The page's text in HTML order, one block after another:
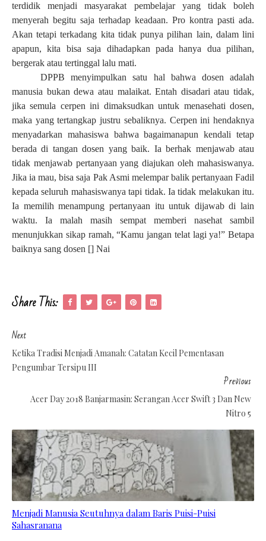
terdidik menjadi masyarakat pembelajar yang tidak boleh
menyerah begitu saja terhadap keadaan. Pro kontra pasti ada.
Akan tetapi terkadang kita tidak punya pilihan lain, dalam lini
apapun, kita bisa saja dihadapkan pada hanya dua pilihan,
bergerak atau tertinggal lalu mati.
DPPB menyimpulkan satu hal bahwa dosen adalah
manusia bukan dewa atau malaikat. Entah disadari atau tidak,
jika semula cerpen ini dimaksudkan untuk menasehati dosen,
maka yang tertangkap justru sebaliknya. Cerpen ini hendaknya
menyadarkan mahasiswa bahwa bagaimanapun kendali tetap
berada di tangan dosen yang baik. Ia berhak menjawab atau
tidak menjawab pertanyaan yang diajukan oleh mahasiswanya.
Jika ia mau, bisa saja Pak Asmi melempar balik pertanyaan Fadil
kepada seluruh mahasiswanya tapi tidak. Ia tidak melakukan itu.
Ia memilih menampung pertanyaan itu untuk dijawab di lain
waktu. Ia malah masih sempat memberi nasehat sambil
menunjukkan sikap ramah, “Kamu jangan telat lagi ya!” Betapa
baiknya sang dosen [] Nai
Share This:
Next
Ketika Tradisi Menjadi Amanah: Catatan Kecil Pementasan
Pengumbar Tersipu III
Previous
Acer Day 2018 Banjarmasin: Serangan Acer Swift 3 Dan New
Nitro 5
Menjadi Manusia Seutuhnya dalam Baris Puisi-Puisi
Sahasranana